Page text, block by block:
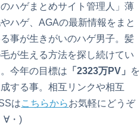
ハゲまとめサイト管理人」薄
ハゲ、AGAの最新情報をまと
事が生きがいのハゲ男子。髪
が生える方法を探し続けてい
今年の目標は 「2323万PV」 を
する事。相互リンクや相互
はこちらからお気軽にどうぞ
∀・)